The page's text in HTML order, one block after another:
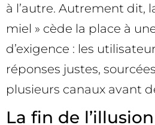
à l’autre. Autrement dit,
miel » cède la place à
d’exigence : les
réponses justes,
plusieurs canaux avant
La fin de